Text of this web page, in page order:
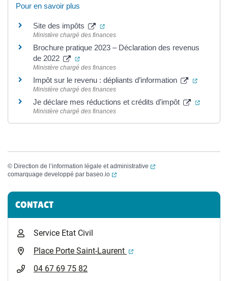
Pour en savoir plus
Site des impôts (ouverture dans un nouvel onglet)
Ministère chargé des finances
Brochure pratique 2023 – Déclaration des revenus
de 2022
(ouverture dans un nouvel onglet)
Ministère chargé des finances
Impôt sur le revenu : dépliants d’information
Ministère chargé des finances
Je déclare mes réductions et crédits d’impôt
Ministère chargé des finances
© Direction de l’information légale et administrative
(ouverture dans un
comarquage developpé par baseo.io (ouverture dans un nouvel onglet)
Informations complémentaires
CONTACT
Service Etat Civil
Place Porte Saint-Laurent
(ouverture dans un
04 67 69 75 82